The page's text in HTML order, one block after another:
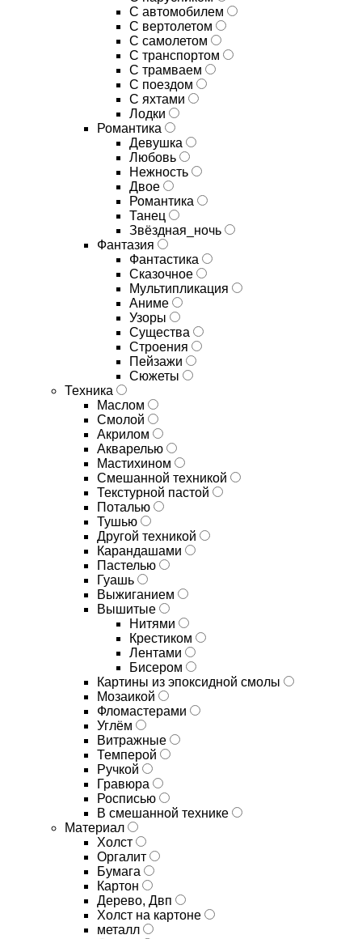
С автомобилем
С вертолетом
С самолетом
С транспортом
С трамваем
С поездом
С яхтами
Лодки
Романтика
Девушка
Любовь
Нежность
Двое
Романтика
Танец
Звёздная_ночь
Фантазия
Фантастика
Сказочное
Мультипликация
Аниме
Узоры
Существа
Строения
Пейзажи
Сюжеты
Техника
Маслом
Смолой
Акрилом
Акварелью
Мастихином
Смешанной техникой
Текстурной пастой
Поталью
Тушью
Другой техникой
Карандашами
Пастелью
Гуашь
Выжиганием
Вышитые
Нитями
Крестиком
Лентами
Бисером
Картины из эпоксидной смолы
Мозаикой
Фломастерами
Углём
Витражные
Темперой
Ручкой
Гравюра
Росписью
В смешанной технике
Материал
Холст
Оргалит
Бумага
Картон
Дерево, Двп
Холст на картоне
металл